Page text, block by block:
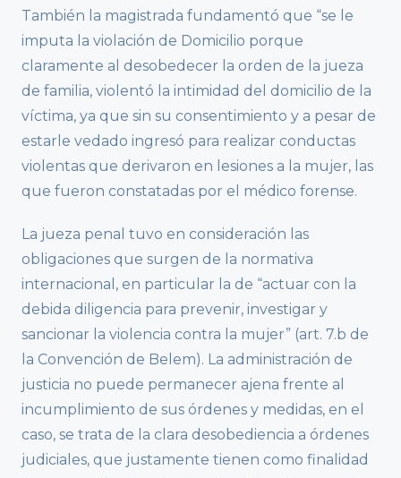
También la magistrada fundamentó que “se le
imputa la violación de Domicilio porque
claramente al desobedecer la orden de la jueza
de familia, violentó la intimidad del domicilio de la
víctima, ya que sin su consentimiento y a pesar de
estarle vedado ingresó para realizar conductas
violentas que derivaron en lesiones a la mujer, las
que fueron constatadas por el médico forense.
La jueza penal tuvo en consideración las
obligaciones que surgen de la normativa
internacional, en particular la de “actuar con la
debida diligencia para prevenir, investigar y
sancionar la violencia contra la mujer” (art. 7.b de
la Convención de Belem). La administración de
justicia no puede permanecer ajena frente al
incumplimiento de sus órdenes y medidas, en el
caso, se trata de la clara desobediencia a órdenes
judiciales, que justamente tienen como finalidad